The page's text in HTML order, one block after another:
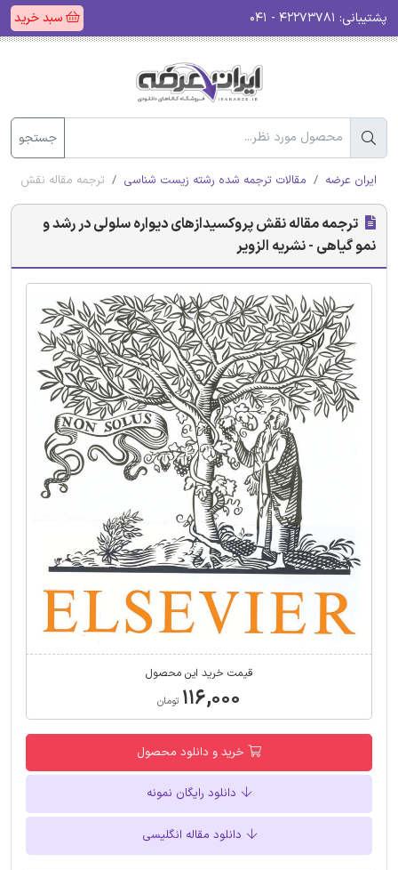
پشتیبانی: سبد خرید
جستجو
ایران عرضه مقالات ترجمه شده رشته زیست شناسی ترجمه مقاله نقش
ترجمه مقاله نقش پروکسیدازهای دیواره سلولی در رشد و
نمو گیاهی - نشریه الزویر
قیمت خرید این محصول
۱۱۶,۰۰۰ تومان
خرید و دانلود محصول
دانلود رایگان نمونه
دانلود مقاله انگلیسی